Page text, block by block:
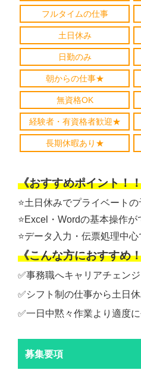
フルタイムの仕事
土日休み
日勤のみ
朝からの仕事★
無資格OK
経験者・有資格者歓迎★
長期休暇あり★
《おすすめポイント！
⭐️土日休みでプライベート
⭐️Excel・Wordの基本操作
⭐️データ入力・伝票処理中
《こんな方におすすめ
✅事務職へキャリアチェン
✅シフト制の仕事から土日
✅一日中黙々作業より適度
募集要項